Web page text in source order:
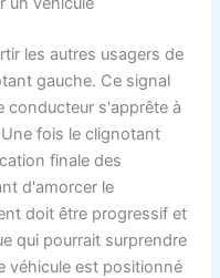
les autres usagers de
gauche. Ce signal
conducteur s'apprête à
fois le clignotant
finale des
d'amorcer le
doit être progressif et
qui pourrait surprendre
véhicule est positionné